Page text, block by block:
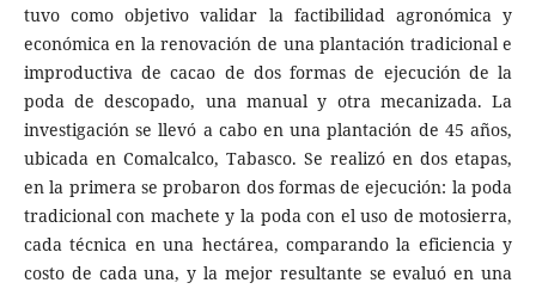
tuvo como objetivo validar la factibilidad agronómica y
económica en la renovación de una plantación tradicional e
improductiva de cacao de dos formas de ejecución de la
poda de descopado, una manual y otra mecanizada. La
investigación se llevó a cabo en una plantación de 45 años,
ubicada en Comalcalco, Tabasco. Se realizó en dos etapas,
en la primera se probaron dos formas de ejecución: la poda
tradicional con machete y la poda con el uso de motosierra,
cada técnica en una hectárea, comparando la eficiencia y
costo de cada una, y la mejor resultante se evaluó en una